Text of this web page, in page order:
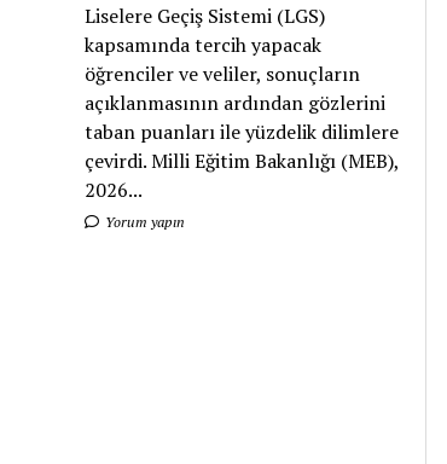
Liselere Geçiş Sistemi (LGS)
kapsamında tercih yapacak
öğrenciler ve veliler, sonuçların
açıklanmasının ardından gözlerini
taban puanları ile yüzdelik dilimlere
çevirdi. Milli Eğitim Bakanlığı (MEB),
2026...
Yorum yapın